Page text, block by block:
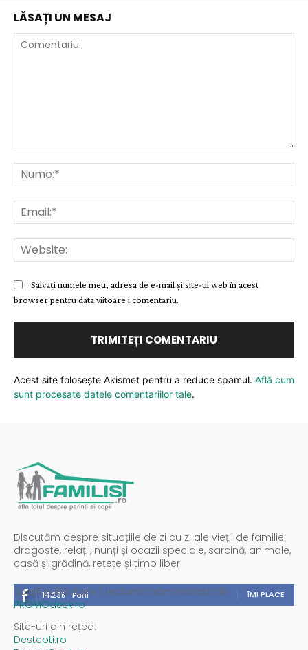
LĂSAȚI UN MESAJ
Salvați numele meu, adresa de e-mail și site-ul web în acest
browser pentru data viitoare i comentariu.
Acest site folosește Akismet pentru a reduce spamul. Află cum
sunt procesate datele comentariilor tale.
Discutăm despre situațiile de zi cu zi ale vieții de familie:
dragoste, relații, nunți și ocazii speciale, sarcină, animale,
casă și grădină, rețete și timp liber.
14,235 Fani ÎMI PLACE
Spații publicitare / reclamă administrată de
PROMOdesk.ro
Site-uri din rețea:
Destepti.ro